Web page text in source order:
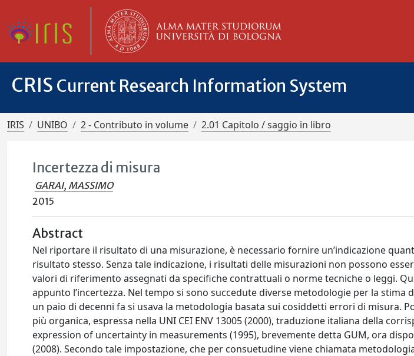
CRIS Current Research Information System
IRIS UNIBO 2 - Contributo in volume 2.01 Capitolo / saggio in libro
Incertezza di misura
GARAI, MASSIMO
2015
Abstract
Nel riportare il risultato di una misurazione, è necessario fornire un’indicazione
risultato stesso. Senza tale indicazione, i risultati delle misurazioni non possono
valori di riferimento assegnati da specifiche contrattuali o norme tecniche o leggi.
appunto l’incertezza. Nel tempo si sono succedute diverse metodologie per la stima
un paio di decenni fa si usava la metodologia basata sui cosiddetti errori di misura.
più organica, espressa nella UNI CEI ENV 13005 (2000), traduzione italiana della
expression of uncertainty in measurements (1995), brevemente detta GUM, ora
(2008). Secondo tale impostazione, che per consuetudine viene chiamata